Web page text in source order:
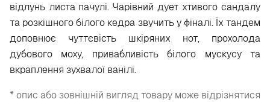
відлунь листа пачулі. Чарівний дует хтивого сандалу
та розкішного білого кедра звучить у фіналі. Їх тандем
доповнює чуттєвість шкіряних нот, прохолода
дубового моху, привабливість білого мускусу та
вкраплення зухвалої ванілі.
* опис або зовнішній вигляд товару може відрізнятися